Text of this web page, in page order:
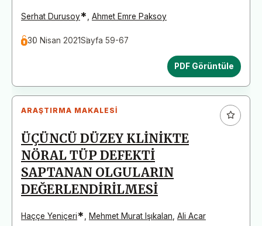
Serhat Durusoy* Ahmet Emre Paksoy
30 Nisan 2021Sayfa 59-67
PDF Görüntüle
ARAŞTIRMA MAKALESI
ÜÇÜNCÜ DÜZEY KLİNİKTE
NÖRAL TÜP DEFEKTİ
SAPTANAN OLGULARIN
DEĞERLENDİRİLMESİ
Haççe Yeniçeri* Mehmet Murat Işıkalan Ali Acar